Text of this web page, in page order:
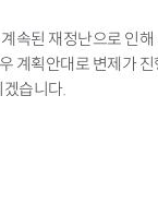
속된 재정난으로 인
계획안대로 변제가
습니다.